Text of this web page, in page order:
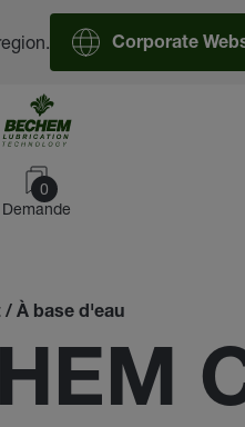
0
Demande
Corporate
/ À base d'eau